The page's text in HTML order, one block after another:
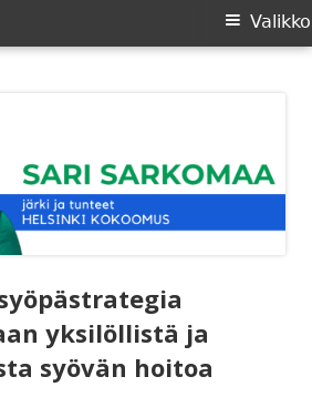
Valikko
yksilöllistä ja
syövän hoitoa